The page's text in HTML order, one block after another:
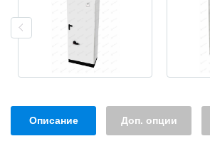
Описание Доп. опции